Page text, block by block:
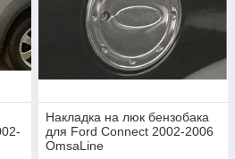
Накладка на люк бензобака
для Ford Connect 2002-2006
OmsaLine